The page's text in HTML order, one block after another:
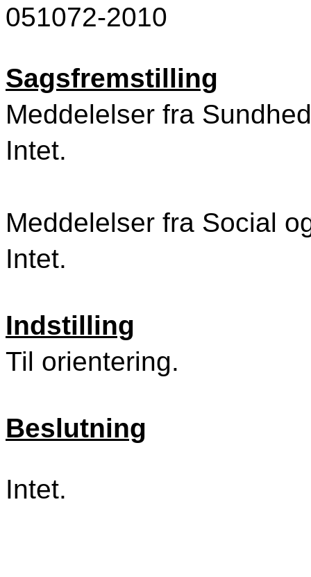
051072-2010
Sagsfremstilling
Meddelelser fra
Intet.
Meddelelser fra Social
Intet.
Indstilling
Til orientering.
Beslutning
Intet.